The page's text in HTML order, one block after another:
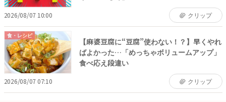
2026/08/07 10:00 クリップ
食・レシピ
【麻婆豆腐に“豆腐”使わない！？】早くやれ
ばよかった…「めっちゃボリュームアップ」
食べ応え段違い
2026/08/07 07:10 クリップ